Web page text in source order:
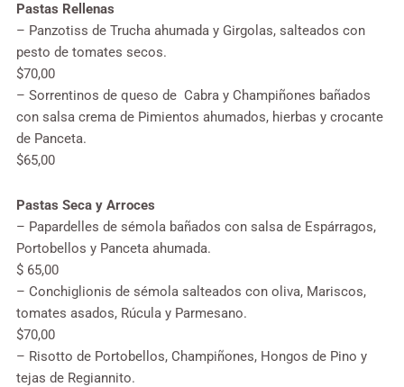
Pastas Rellenas
– Panzotiss de Trucha ahumada y Girgolas, salteados con
pesto de tomates secos.
$70,00
– Sorrentinos de queso de Cabra y Champiñones bañados
con salsa crema de Pimientos ahumados, hierbas y crocante
de Panceta.
$65,00
Pastas Seca y Arroces
– Papardelles de sémola bañados con salsa de Espárragos,
Portobellos y Panceta ahumada.
$ 65,00
– Conchiglionis de sémola salteados con oliva, Mariscos,
tomates asados, Rúcula y Parmesano.
$70,00
– Risotto de Portobellos, Champiñones, Hongos de Pino y
tejas de Regiannito.